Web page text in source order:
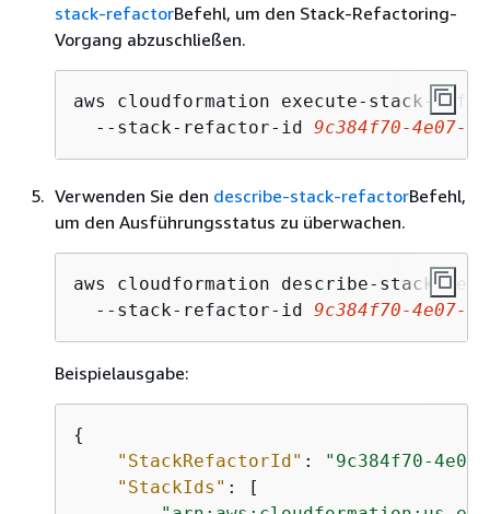
stack-refactorBefehl, um den Stack-Refactoring-
Vorgang abzuschließen.
aws cloudformation execute-stack-
  --stack-refactor-id
9c384f70-4e07-
Verwenden Sie den describe-stack-refactorBefehl,
um den Ausführungsstatus zu überwachen.
aws cloudformation describe-stack-
  --stack-refactor-id
9c384f70-4e07-
Beispielausgabe:
{
"StackRefactorId" :
"9c384f70-
"StackIds" : [